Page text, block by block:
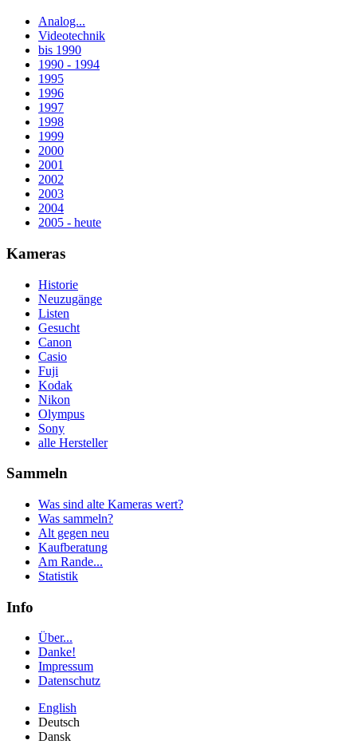
Analog...
Videotechnik
bis 1990
1990 - 1994
1995
1996
1997
1998
1999
2000
2001
2002
2003
2004
2005 - heute
Kameras
Historie
Neuzugänge
Listen
Gesucht
Canon
Casio
Fuji
Kodak
Nikon
Olympus
Sony
alle Hersteller
Sammeln
Was sind alte Kameras wert?
Was sammeln?
Alt gegen neu
Kaufberatung
Am Rande...
Statistik
Info
Über...
Danke!
Impressum
Datenschutz
English
Deutsch
Dansk